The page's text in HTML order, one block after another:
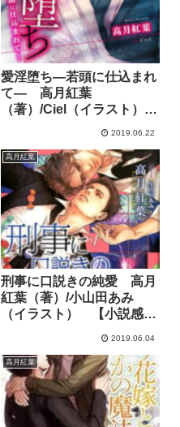
愛淫堕ち―若頭に仕込まれ
て― 高月紅葉
（著）/Ciel（イラスト）
2019.06.22
高月紅葉
刑事に口説きの純愛 高月
紅葉（著）/小山田あみ
（イラスト） 【小説感
2019.06.04
高月紅葉